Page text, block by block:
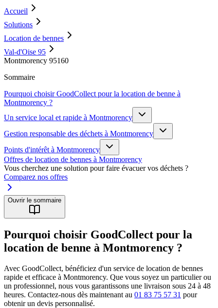
Accueil
Solutions
Location de bennes
Val-d'Oise 95
Montmorency 95160
Sommaire
Pourquoi choisir GoodCollect pour la location de benne à
Montmorency ?
Un service local et rapide à Montmorency
Gestion responsable des déchets à Montmorency
Points d'intérêt à Montmorency
Offres de location de bennes à Montmorency
Vous cherchez une solution pour faire évacuer vos déchets ?
Comparez nos offres
Ouvrir le sommaire
Pourquoi choisir GoodCollect pour la
location de benne à Montmorency ?
Avec GoodCollect, bénéficiez d'un service de location de bennes
rapide et efficace à Montmorency. Que vous soyez un particulier ou
un professionnel, nous vous garantissons une livraison sous 24 à 48
heures. Contactez-nous dès maintenant au 01 83 75 57 31 pour
obtenir un devis personnalisé.